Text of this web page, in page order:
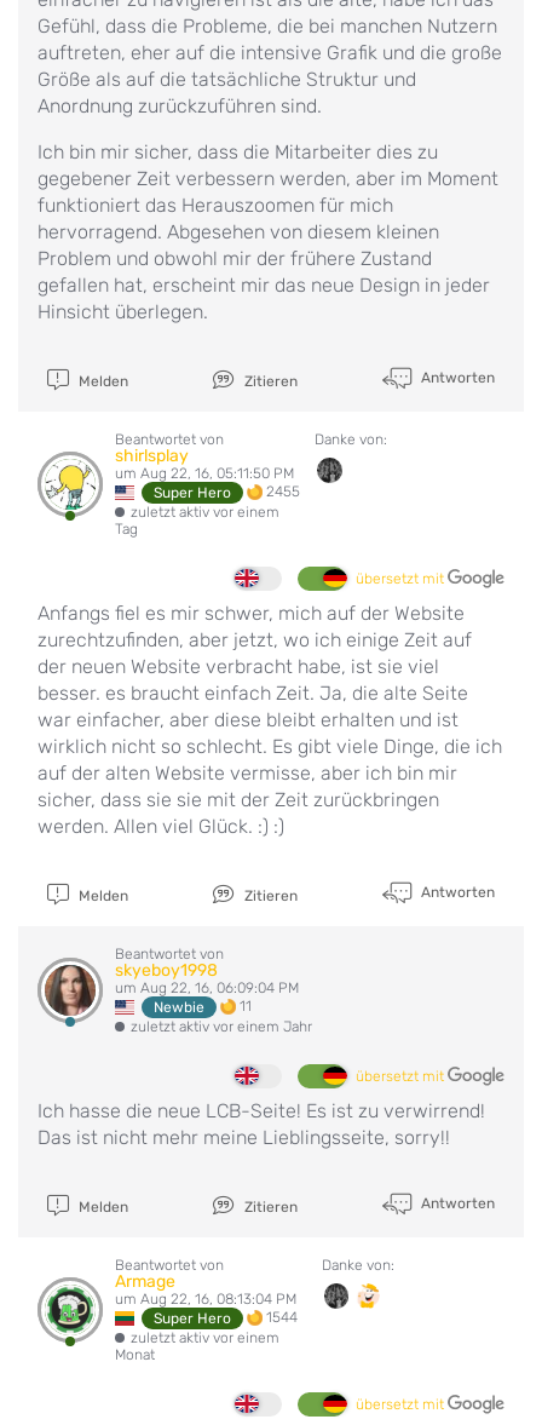
Gefühl, dass die Probleme, die bei manchen Nutzern
auftreten, eher auf die intensive Grafik und die große
Größe als auf die tatsächliche Struktur und
Anordnung zurückzuführen sind.
Ich bin mir sicher, dass die Mitarbeiter dies zu
gegebener Zeit verbessern werden, aber im Moment
funktioniert das Herauszoomen für mich
hervorragend. Abgesehen von diesem kleinen
Problem und obwohl mir der frühere Zustand
gefallen hat, erscheint mir das neue Design in jeder
Hinsicht überlegen.
Melden Zitieren Antworten
Beantwortet von
shirlsplay
um Aug 22, 16, 05:11:50 PM
Super Hero
2455
zuletzt aktiv vor einem
Tag
Danke von:
übersetzt mit
Anfangs fiel es mir schwer, mich auf der Website
zurechtzufinden, aber jetzt, wo ich einige Zeit auf
der neuen Website verbracht habe, ist sie viel
besser. es braucht einfach Zeit. Ja, die alte Seite
war einfacher, aber diese bleibt erhalten und ist
wirklich nicht so schlecht. Es gibt viele Dinge, die ich
auf der alten Website vermisse, aber ich bin mir
sicher, dass sie sie mit der Zeit zurückbringen
werden. Allen viel Glück. :) :)
Melden Zitieren Antworten
Beantwortet von
skyeboy1998
um Aug 22, 16, 06:09:04 PM
Newbie
11
zuletzt aktiv vor einem Jahr
übersetzt mit
Ich hasse die neue LCB-Seite! Es ist zu verwirrend!
Das ist nicht mehr meine Lieblingsseite, sorry!!
Melden Zitieren Antworten
Beantwortet von
Armage
um Aug 22, 16, 08:13:04 PM
Super Hero
1544
zuletzt aktiv vor einem
Monat
Danke von:
übersetzt mit